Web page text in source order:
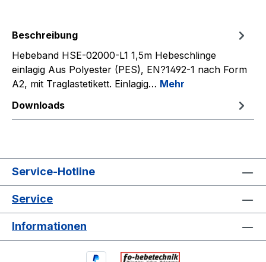
Beschreibung
Hebeband HSE-02000-L1 1,5m Hebeschlinge
einlagig Aus Polyester (PES), EN?1492-1 nach Form
A2, mit Traglastetikett. Einlagig… Mehr
Downloads
Service-Hotline
Service
Informationen